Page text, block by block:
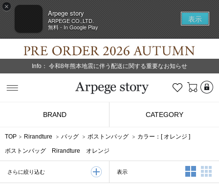
×
Arpege story
ARPEGE CO.,LTD.
無料 - In Google Play
表示
Info： 令和8年熊本地震に伴う配送に関する重要なお知らせ
お気に入り
BRAND CATEGORY
TOP Rirandture バッグ ボストンバッグ カラー：[ オレンジ ]
ボストンバッグ Rirandture オレンジ
さらに絞り込む 表示 2列表示